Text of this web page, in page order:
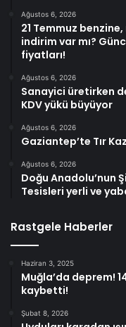
Ağustos 6, 2026
21 Temmuz
indirim var mı?
fiyatları!
Ağustos 6, 2026
Sanayici üretirken
KDV yükü büyüyor
Ağustos 6, 2026
Gaziantep’te Tır
Ağustos 6, 2026
Doğu Anadolu’nun
Tesisleri yerli ve
Rastgele Haberler
Haziran 3, 2025
Muğla’da deprem!
kaybetti!
Şubat 8, 2026